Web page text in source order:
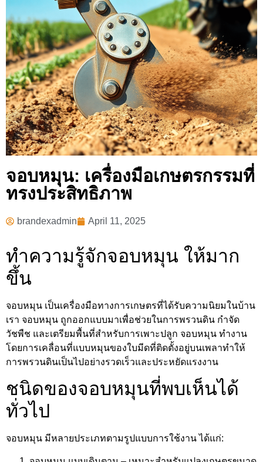
จอบหมุน: เครื่องมือเกษตรกรรมที่
ทรงประสิทธิภาพ
brandexadmin April 11, 2025
ทำความรู้จักจอบหมุน ให้มาก
ขึ้น
จอบหมุน เป็นเครื่องมือทางการเกษตรที่ได้รับความนิยมในบ้าน
เรา จอบหมุน ถูกออกแบบมาเพื่อช่วยในการพรวนดิน กำจัด
วัชพืช และเตรียมพื้นที่สำหรับการเพาะปลูก จอบหมุน ทำงาน
โดยการเคลื่อนที่แบบหมุนของใบมีดที่ติดตั้งอยู่บนเพลาทำให้
การพรวนดินเป็นไปอย่างรวดเร็วและประหยัดแรงงาน
ชนิดของจอบหมุนที่พบเห็นได้
ทั่วไป
จอบหมุน มีหลายประเภทตามรูปแบบการใช้งาน ได้แก่: